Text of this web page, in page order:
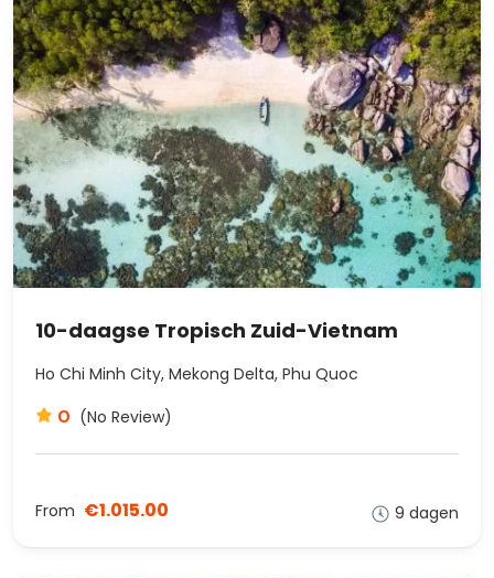
10-daagse Tropisch Zuid-Vietnam
Ho Chi Minh City, Mekong Delta, Phu Quoc
0 (No Review)
From €1.015.00 9 dagen